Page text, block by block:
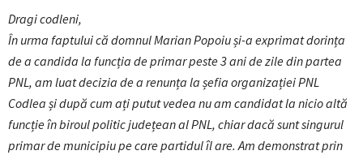
Dragi codleni,
În urma faptului că domnul Marian Popoiu și-a exprimat dorința
de a candida la funcția de primar peste 3 ani de zile din partea
PNL, am luat decizia de a renunța la șefia organizației PNL
Codlea și după cum ați putut vedea nu am candidat la nicio altă
funcție în biroul politic județean al PNL, chiar dacă sunt singurul
primar de municipiu pe care partidul îl are. Am demonstrat prin